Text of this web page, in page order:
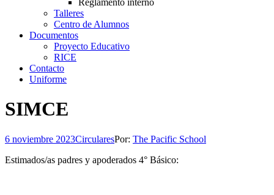
Reglamento interno
Talleres
Centro de Alumnos
Documentos
Proyecto Educativo
RICE
Contacto
Uniforme
SIMCE
6 noviembre 2023CircularesPor: The Pacific School
Estimados/as padres y apoderados 4° Básico: